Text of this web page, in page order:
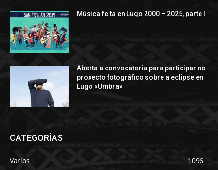
Música feita en Lugo 2000 – 2025, parte I
Aberta a convocatoria para participar no
proxecto fotográfico sobre a eclipse en
Lugo «Umbra»
CATEGORÍAS
Varios
1096